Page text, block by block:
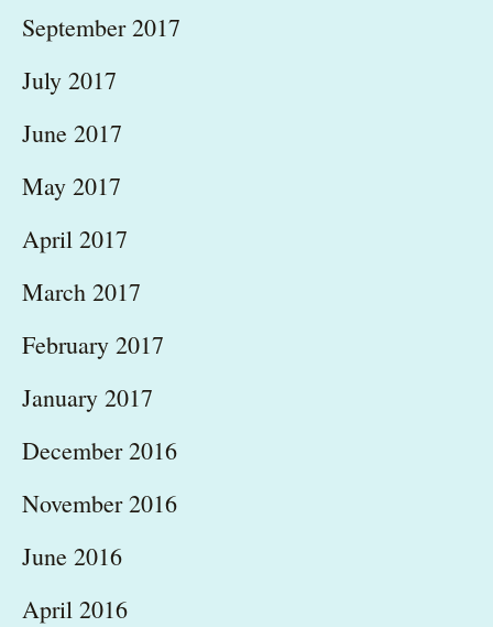
September 2017
July 2017
June 2017
May 2017
April 2017
March 2017
February 2017
January 2017
December 2016
November 2016
June 2016
April 2016